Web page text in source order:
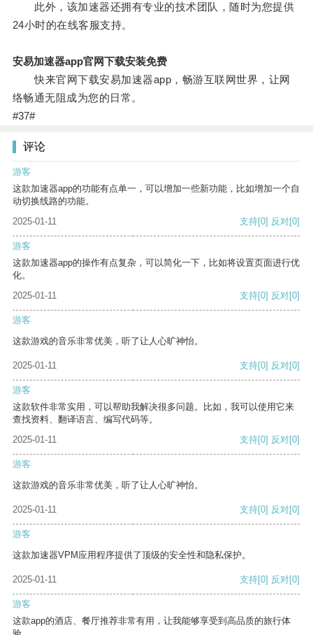
此外，该加速器还拥有专业的技术团队，随时为您提供
24小时的在线客服支持。
安易加速器app官网下载安装免费
快来官网下载安易加速器app，畅游互联网世界，让网
络畅通无阻成为您的日常。
#37#
评论
游客
这款加速器app的功能有点单一，可以增加一些新功能，比如增加一个自
动切换线路的功能。
2025-01-11
支持[0] 反对[0]
游客
这款加速器app的操作有点复杂，可以简化一下，比如将设置页面进行优
化。
2025-01-11
支持[0] 反对[0]
游客
这款游戏的音乐非常优美，听了让人心旷神怡。
2025-01-11 支持[0] 反对[0]
游客
这款软件非常实用，可以帮助我解决很多问题。比如，我可以使用它来
查找资料、翻译语言、编写代码等。
2025-01-11
支持[0] 反对[0]
游客
这款游戏的音乐非常优美，听了让人心旷神怡。
2025-01-11 支持[0] 反对[0]
游客
这款加速器VPM应用程序提供了顶级的安全性和隐私保护。
2025-01-11 支持[0] 反对[0]
游客
这款app的酒店、餐厅推荐非常有用，让我能够享受到高品质的旅行体